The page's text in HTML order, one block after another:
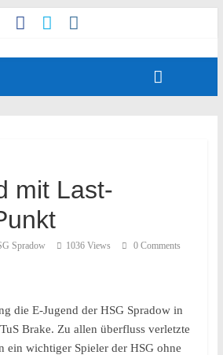
mit Last-
Spradow 1036 Views 0 Comments
die E-Jugend der HSG Spradow in
Brake. Zu allen überfluss verletzte
ein wichtiger Spieler der HSG ohne